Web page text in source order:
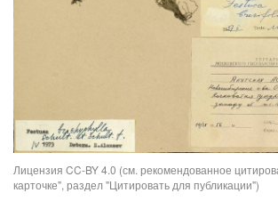
Лицензия CC-BY 4.0 (см. рекомендованное
карточке", раздел "Цитировать для публикации")